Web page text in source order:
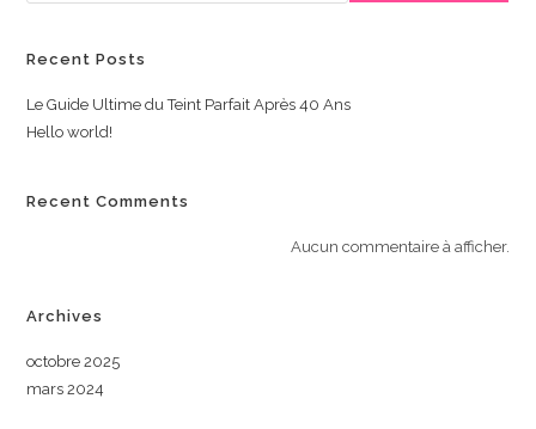
Recent Posts
Le Guide Ultime du Teint Parfait Après 40 Ans
Hello world!
Recent Comments
Aucun commentaire à afficher.
Archives
octobre 2025
mars 2024